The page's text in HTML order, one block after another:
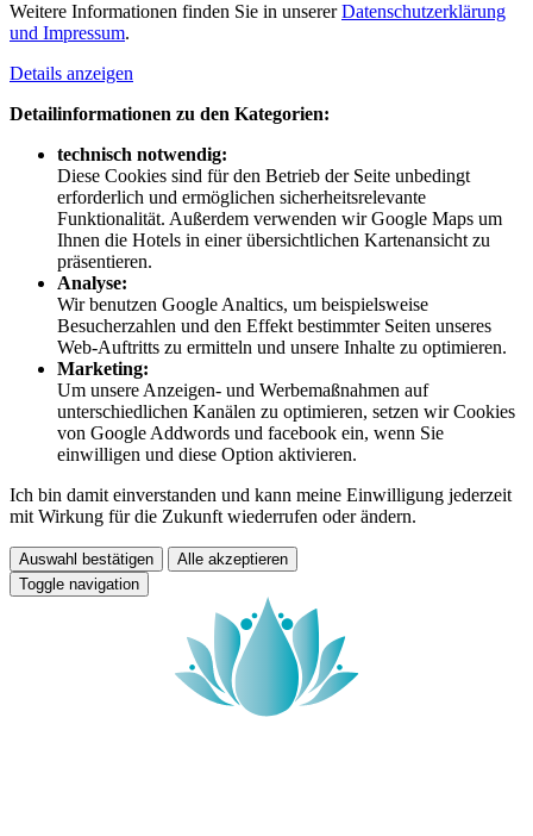
Weitere Informationen finden Sie in unsererDatenschutzerklärung
und Impressum.
Details anzeigen
Detailinformationen zu den Kategorien:
technisch notwendig:
Diese Cookies sind für den Betrieb der Seite unbedingt
erforderlich und ermöglichen sicherheitsrelevante
Funktionalität. Außerdem verwenden wir Google Maps um
Ihnen die Hotels in einer übersichtlichen Kartenansicht zu
präsentieren.
Analyse:
Wir benutzen Google Analtics, um beispielsweise
Besucherzahlen und den Effekt bestimmter Seiten unseres
Web-Auftritts zu ermitteln und unsere Inhalte zu optimieren.
Marketing:
Um unsere Anzeigen- und Werbemaßnahmen auf
unterschiedlichen Kanälen zu optimieren, setzen wir Cookies
von Google Addwords und facebook ein, wenn Sie
einwilligen und diese Option aktivieren.
Ich bin damit einverstanden und kann meine Einwilligung jederzeit
mit Wirkung für die Zukunft wiederrufen oder ändern.
Auswahl bestätigen
Alle akzeptieren
Toggle navigation